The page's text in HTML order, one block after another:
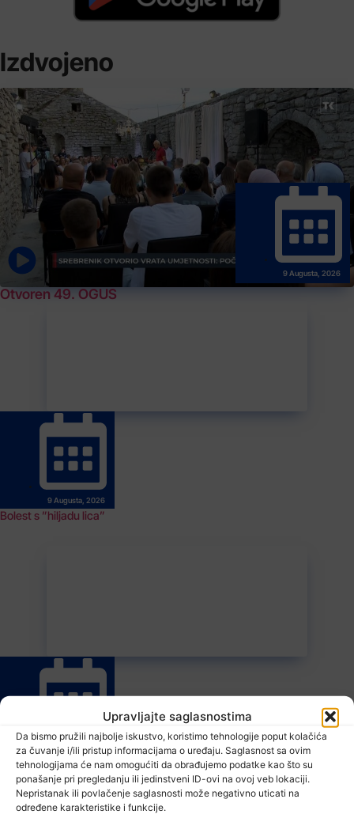
Upravljajte saglasnostima
Da bismo pružili najbolje iskustvo, koristimo tehnologije poput kolačića
za čuvanje i/ili pristup informacijama o uređaju. Saglasnost sa ovim
tehnologijama će nam omogućiti da obrađujemo podatke kao što su
ponašanje pri pregledanju ili jedinstveni ID-ovi na ovoj veb lokaciji.
Nepristanak ili povlačenje saglasnosti može negativno uticati na
određene karakteristike i funkcije.
Izdvojeno
9 Augusta, 2026
Otvoren 49. OGUS
9 Augusta, 2026
Bolest s ”hiljadu lica”
9 Augusta, 2026
Divlje životinje u naseljenim mjestima: Ko je odgovoran za štete na
poljoprivrednim usjevima?